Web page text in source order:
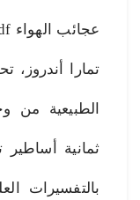
تمارا أندروز،
الطبيعية من
ثمانية
بالتفسيرات